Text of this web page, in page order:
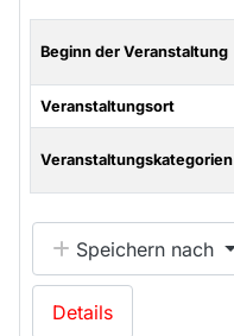
Beginn der Veranstaltung
Veranstaltungsort
Veranstaltungskategorien
Speichern nach
Details